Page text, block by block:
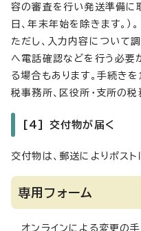
容の審査を行い発送準備に
日、年末年始を除きます。）。
ただし、入力内容について
へ電話確認などを行う必要
る場合もあります。手続き
税事務所、区役所・支所の
[4] 交付物が届く
交付物は、郵送によりポスト
専用フォーム
オンラインによる変更の手